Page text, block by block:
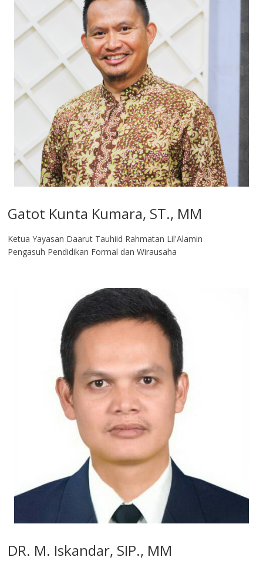
Gatot Kunta Kumara, ST., MM
Ketua Yayasan Daarut Tauhiid Rahmatan Lil'Alamin
Pengasuh Pendidikan Formal dan Wirausaha
DR. M. Iskandar, SIP., MM